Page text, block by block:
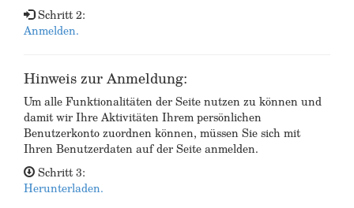
Schritt 2:
Anmelden.
Hinweis zur Anmeldung:
Um alle Funktionalitäten der Seite nutzen zu können und
damit wir Ihre Aktivitäten Ihrem persönlichen
Benutzerkonto zuordnen können, müssen Sie sich mit
Ihren Benutzerdaten auf der Seite anmelden.
Schritt 3:
Herunterladen.